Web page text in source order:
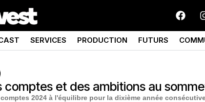
SERVICES PRODUCTION FUTURS
comptes et des ambitions au
2024 à l'équilibre pour la dixième année